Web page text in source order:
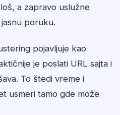
a zapravo uslužne
poruku.
pojavljuje kao
je poslati URL sajta i
To štedi vreme i
usmeri tamo gde može